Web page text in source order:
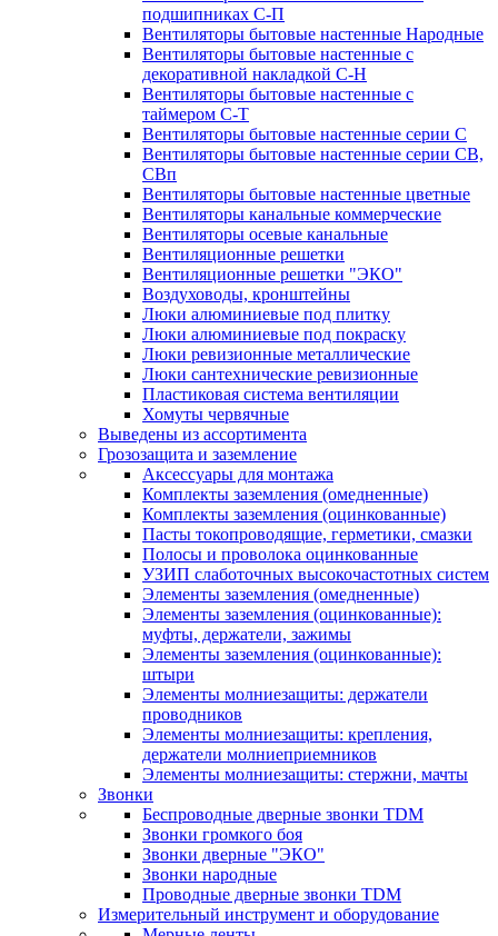
подшипниках С-П
Вентиляторы бытовые настенные Народные
Вентиляторы бытовые настенные с
декоративной накладкой С-Н
Вентиляторы бытовые настенные с
таймером С-Т
Вентиляторы бытовые настенные серии С
Вентиляторы бытовые настенные серии СВ,
СВп
Вентиляторы бытовые настенные цветные
Вентиляторы канальные коммерческие
Вентиляторы осевые канальные
Вентиляционные решетки
Вентиляционные решетки "ЭКО"
Воздуховоды, кронштейны
Люки алюминиевые под плитку
Люки алюминиевые под покраску
Люки ревизионные металлические
Люки сантехнические ревизионные
Пластиковая система вентиляции
Хомуты червячные
Выведены из ассортимента
Грозозащита и заземление
Аксессуары для монтажа
Комплекты заземления (омедненные)
Комплекты заземления (оцинкованные)
Пасты токопроводящие, герметики, смазки
Полосы и проволока оцинкованные
УЗИП слаботочных высокочастотных систем
Элементы заземления (омедненные)
Элементы заземления (оцинкованные):
муфты, держатели, зажимы
Элементы заземления (оцинкованные):
штыри
Элементы молниезащиты: держатели
проводников
Элементы молниезащиты: крепления,
держатели молниеприемников
Элементы молниезащиты: стержни, мачты
Звонки
Беспроводные дверные звонки TDM
Звонки громкого боя
Звонки дверные "ЭКО"
Звонки народные
Проводные дверные звонки TDM
Измерительный инструмент и оборудование